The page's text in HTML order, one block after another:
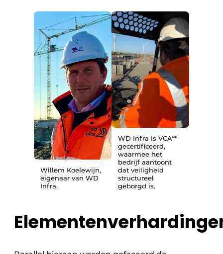
Willem Koelewijn,
eigenaar van WD
Infra.
WD Infra is VCA**
gecertificeerd,
waarmee het
bedrijf aantoont
dat veiligheid
structureel
geborgd is.